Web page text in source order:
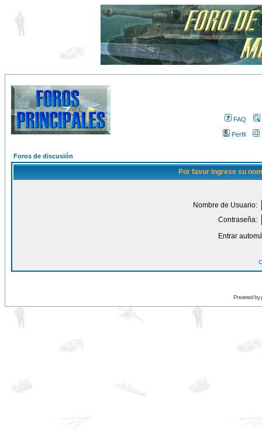
FAQ
Perfil
Foros de discusión
Por favor ingrese su
Nombre de Usuario:
Contraseña:
Entrar
Powered by